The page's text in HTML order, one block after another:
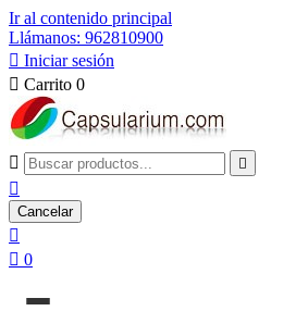
Ir al contenido principal
Llámanos: 962810900
 Iniciar sesión
 Carrito 0
 

Cancelar

 0